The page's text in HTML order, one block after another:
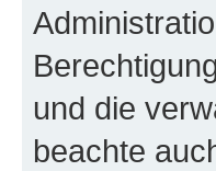
und die
beachte